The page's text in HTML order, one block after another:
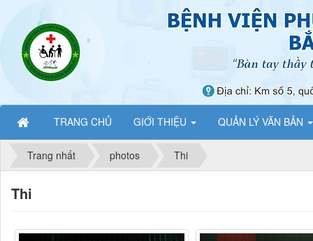
TRANG CHỦ GIỚI THIỆU QUẢN LÝ VĂN BẢN
Trang nhất photos Thi
Thi